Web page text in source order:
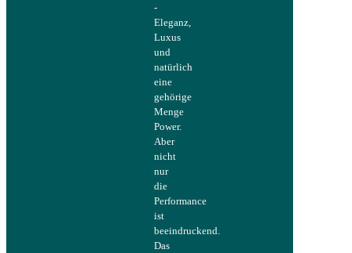
-
Eleganz,
Luxus
und
natürlich
eine
gehörige
Menge
Power.
Aber
nicht
nur
die
Performance
ist
beeindruckend.
Das